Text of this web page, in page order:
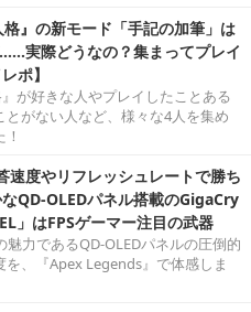
』の新モード「手記の加筆」は
実際どうなの？集まってプレイ
ポ】
が好きな人やプレイしたことある
とがない人など、様々な4人を集め
速度やリフレッシュレートで勝ち
QD-OLEDパネル搭載のGigaCry
」はFPSゲーマー注目の武器
魅力であるQD-OLEDパネルの圧倒的
、『Apex Legends』で体感しま